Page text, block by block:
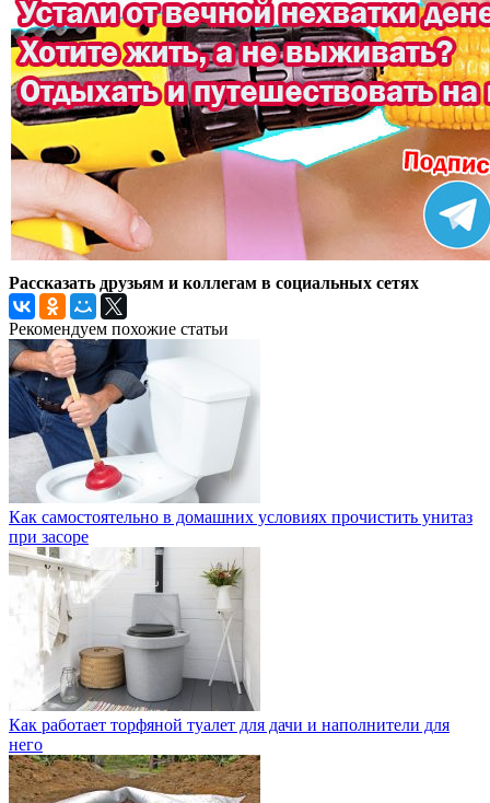
Рассказать друзьям и коллегам в социальных сетях
Рекомендуем похожие статьи
Как самостоятельно в домашних условиях прочистить унитаз
при засоре
Как работает торфяной туалет для дачи и наполнители для
него